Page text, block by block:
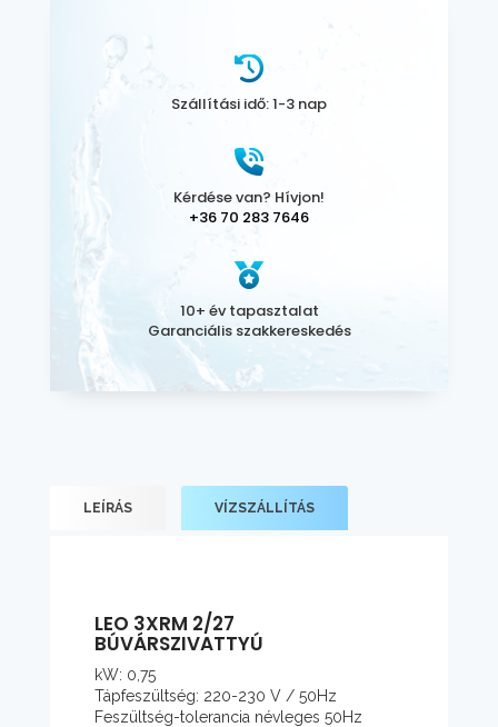
Szállítási idő: 1-3 nap
Kérdése van? Hívjon!
+36 70 283 7646
10+ év tapasztalat
Garanciális szakkereskedés
LEÍRÁS VÍZSZÁLLÍTÁS
LEO 3XRM 2/27
BÚVÁRSZIVATTYÚ
kW: 0,75
Tápfeszültség: 220-230 V / 50Hz
Feszültség-tolerancia névleges 50Hz